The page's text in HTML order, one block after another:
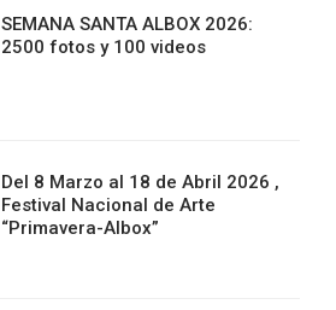
SEMANA SANTA ALBOX 2026:
2500 fotos y 100 videos
Del 8 Marzo al 18 de Abril 2026 ,
Festival Nacional de Arte
“Primavera-Albox”